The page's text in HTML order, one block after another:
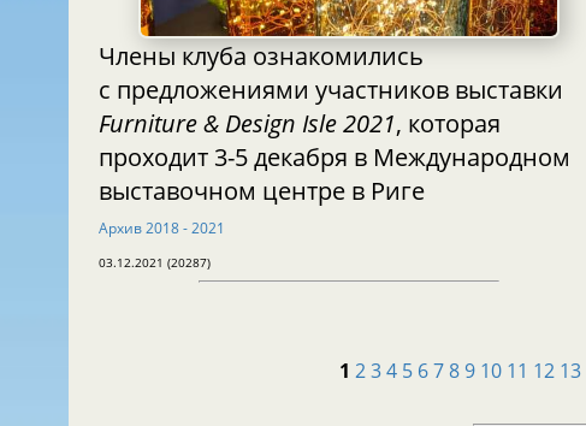
Члены клуба ознакомились
с предложениями участников выставки
Furniture & Design Isle 2021, которая
проходит 3-5 декабря в Международном
выставочном центре в Риге
Архив 2018 - 2021
03.12.2021 (20287)
1 234 5 6789 10 11 12 13